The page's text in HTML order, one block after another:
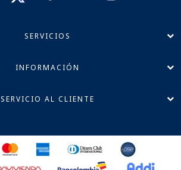
SERVICIOS
INFORMACIÓN
SERVICIO AL CLIENTE